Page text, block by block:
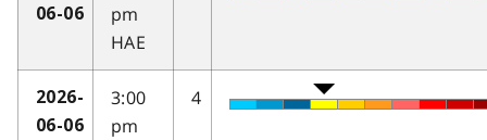
06-06
pm
HAE
2026-
06-06
3:00
pm
4